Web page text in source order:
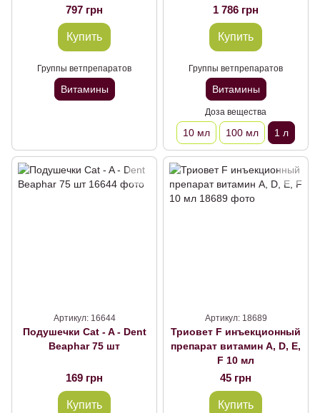
собак
797 грн
Купить
Группы ветпрепаратов
Витамины
веществ 1 л
1 786 грн
Купить
Группы ветпрепаратов
Витамины
Доза вещества
10 мл 100 мл 1 л
Артикул: 16644
Подушечки Cat - A - Dent
Beaphar 75 шт
169 грн
Купить
Артикул: 18689
Триовет F инъекционный
препарат витамин A, D, Е,
F 10 мл
45 грн
Купить